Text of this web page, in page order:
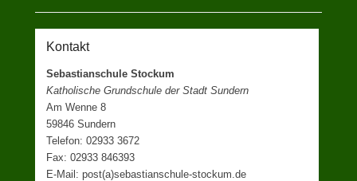
Kontakt
Sebastianschule Stockum
Katholische Grundschule der Stadt Sundern
Am Wenne 8
59846 Sundern
Telefon: 02933 3672
Fax: 02933 846393
E-Mail: post(a)sebastianschule-stockum.de